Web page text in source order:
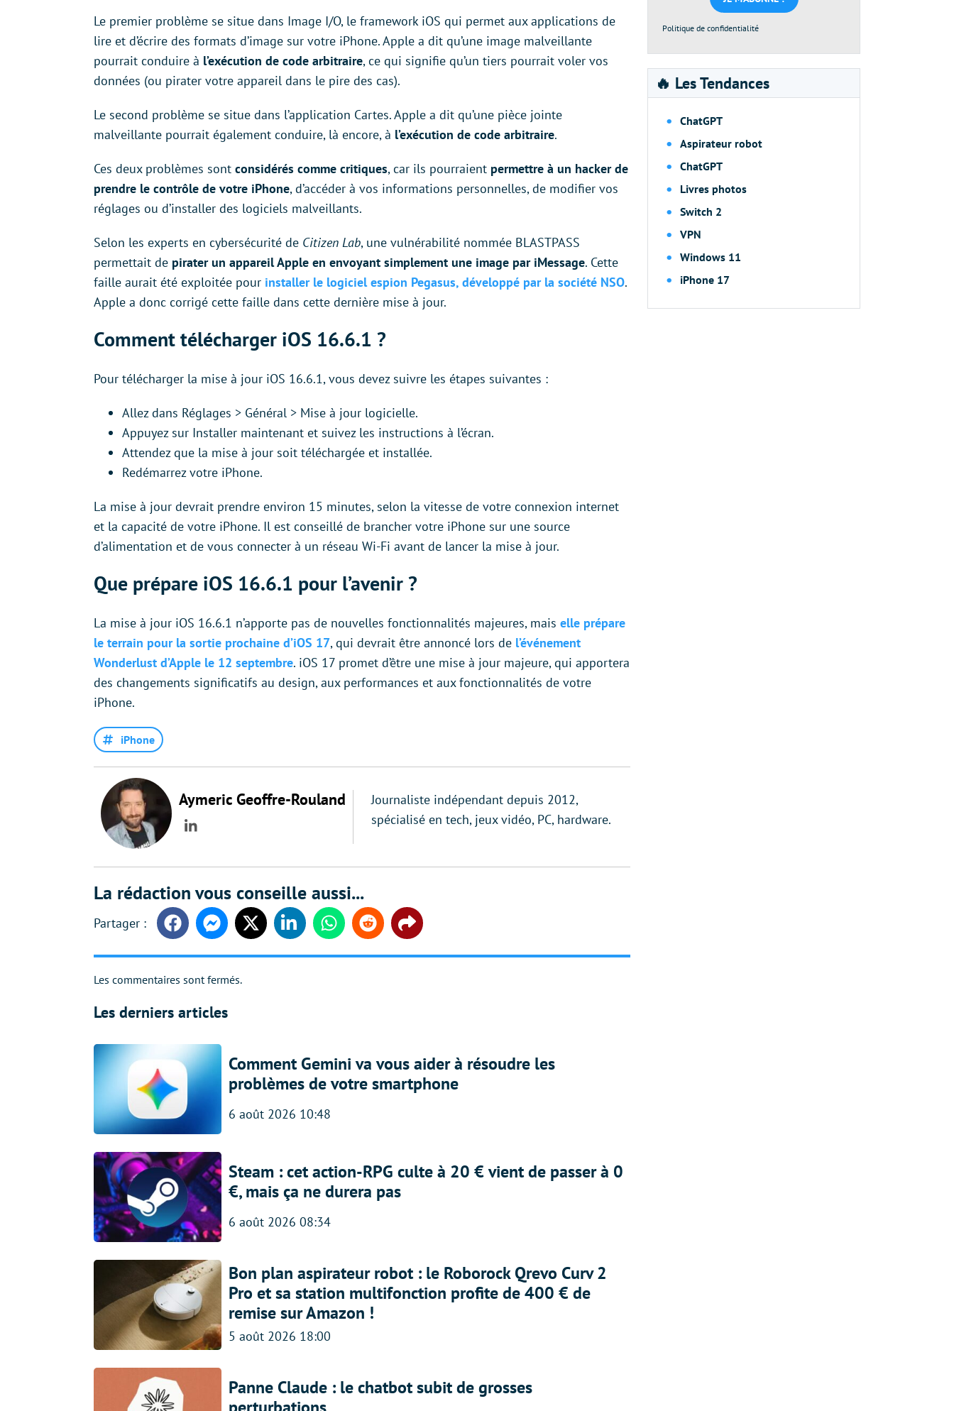
Le premier problème se situe dans Image I/O, le framework iOS qui permet aux applications de
lire et d’écrire des formats d’image sur votre iPhone. Apple a dit qu’une image malveillante
pourrait conduire à l’exécution de code arbitraire, ce qui signifie qu’un tiers pourrait voler vos
données (ou pirater votre appareil dans le pire des cas).
Le second problème se situe dans l’application Cartes. Apple a dit qu’une pièce jointe
malveillante pourrait également conduire, là encore, à l’exécution de code arbitraire.
Ces deux problèmes sont considérés comme critiques, car ils pourraient permettre à un hacker de
prendre le contrôle de votre iPhone, d’accéder à vos informations personnelles, de modifier vos
réglages ou d’installer des logiciels malveillants.
Selon les experts en cybersécurité de Citizen Lab, une vulnérabilité nommée BLASTPASS
permettait de pirater un appareil Apple en envoyant simplement une image par iMessage. Cette
faille aurait été exploitée pour installer le logiciel espion Pegasus, développé par la société NSO.
Apple a donc corrigé cette faille dans cette dernière mise à jour.
Comment télécharger iOS 16.6.1 ?
Pour télécharger la mise à jour iOS 16.6.1, vous devez suivre les étapes suivantes :
Allez dans Réglages > Général > Mise à jour logicielle.
Appuyez sur Installer maintenant et suivez les instructions à l’écran.
Attendez que la mise à jour soit téléchargée et installée.
Redémarrez votre iPhone.
La mise à jour devrait prendre environ 15 minutes, selon la vitesse de votre connexion internet
et la capacité de votre iPhone. Il est conseillé de brancher votre iPhone sur une source
d’alimentation et de vous connecter à un réseau Wi-Fi avant de lancer la mise à jour.
Que prépare iOS 16.6.1 pour l’avenir ?
La mise à jour iOS 16.6.1 n’apporte pas de nouvelles fonctionnalités majeures, mais elle prépare
le terrain pour la sortie prochaine d’iOS 17, qui devrait être annoncé lors de l’événement
Wonderlust d’Apple le 12 septembre. iOS 17 promet d’être une mise à jour majeure, qui apportera
des changements significatifs au design, aux performances et aux fonctionnalités de votre
iPhone.
iPhone
Aymeric Geoffre-Rouland
LinkedIn
Journaliste indépendant depuis 2012,
spécialisé en tech, jeux vidéo, PC, hardware.
La rédaction vous conseille aussi...
FacebookMessengerTwitter LinkedinWhatsappReddit Share
Les commentaires sont fermés.
Les derniers articles
Comment Gemini va vous aider à résoudre les
problèmes de votre smartphone
6 août 2026 10:48
Steam : cet action-RPG culte à 20 € vient de passer à 0
€, mais ça ne durera pas
6 août 2026 08:34
Bon plan aspirateur robot : le Roborock Qrevo Curv 2
Pro et sa station multifonction profite de 400 € de
remise sur Amazon !
5 août 2026 18:00
Panne Claude : le chatbot subit de grosses
Politique de confidentialité
🔥 Les Tendances
ChatGPT
Aspirateur robot
ChatGPT
Livres photos
Switch 2
VPN
Windows 11
iPhone 17